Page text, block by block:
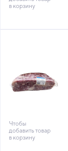
в корзину
Чтобы
добавить товар
в корзину